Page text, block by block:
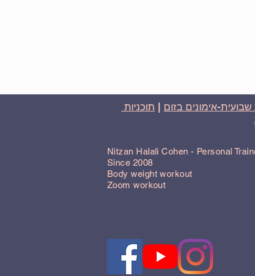
אימונים בזום
תוכניות
Nitzan Halali Cohen - Personal
Since 2008
Body weight workout
Zoom workout